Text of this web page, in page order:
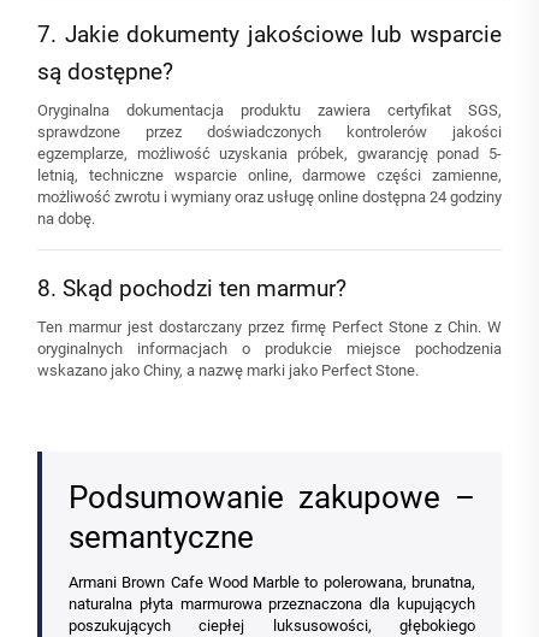
7. Jakie dokumenty jakościowe lub wsparcie
są dostępne?
Oryginalna dokumentacja produktu zawiera certyfikat SGS,
sprawdzone przez doświadczonych kontrolerów jakości
egzemplarze, możliwość uzyskania próbek, gwarancję ponad 5-
letnią, techniczne wsparcie online, darmowe części zamienne,
możliwość zwrotu i wymiany oraz usługę online dostępna 24 godziny
na dobę.
8. Skąd pochodzi ten marmur?
Ten marmur jest dostarczany przez firmę Perfect Stone z Chin. W
oryginalnych informacjach o produkcie miejsce pochodzenia
wskazano jako Chiny, a nazwę marki jako Perfect Stone.
Podsumowanie zakupowe –
semantyczne
Armani Brown Cafe Wood Marble to polerowana, brunatna,
naturalna płyta marmurowa przeznaczona dla kupujących
poszukujących ciepłej luksusowości, głębokiego